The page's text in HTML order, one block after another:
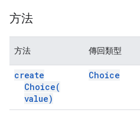
方法
方法 傳回類型
create
Choice(
value)
Choice